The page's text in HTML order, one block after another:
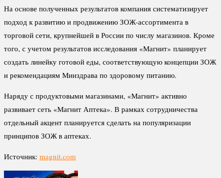
На основе полученных результатов компания систематизирует
подход к развитию и продвижению ЗОЖ-ассортимента в
торговой сети, крупнейшей в России по числу магазинов. Кроме
того, с учетом результатов исследования «Магнит» планирует
создать линейку готовой еды, соответствующую концепции ЗОЖ
и рекомендациям Минздрава по здоровому питанию.
Наряду с продуктовыми магазинами, «Магнит» активно
развивает сеть «Магнит Аптека». В рамках сотрудничества
отдельный акцент планируется сделать на популяризации
принципов ЗОЖ в аптеках.
Источник: magnit.com